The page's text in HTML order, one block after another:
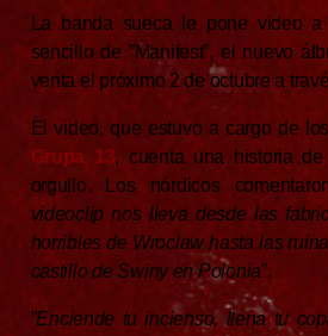
La banda sueca le pone video a
sencillo de ”Manifest”, el nuevo
venta el próximo 2 de octubre a
El video, que estuvo a cargo de
Grupa 13, cuenta una historia
orgullo. Los nórdicos
videoclip nos lleva desde las
horribles de Wroclaw hasta las
castillo de Swiny en Polonia”.
”Enciende tu incienso, llena tu